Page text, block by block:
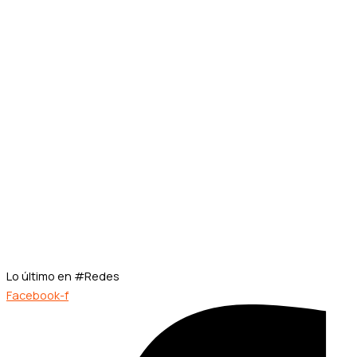
Lo último en #Redes
Facebook-f